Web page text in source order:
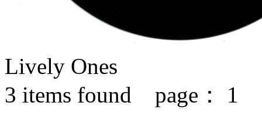
Lively Ones
3 items found page： 1